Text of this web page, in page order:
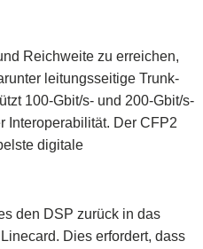
Reichweite zu erreichen,
leitungsseitige Trunk-
100-Gbit/s- und 200-Gbit/s-
Interoperabilität. Der CFP2
digitale
den DSP zurück in das
Dies erfordert, dass